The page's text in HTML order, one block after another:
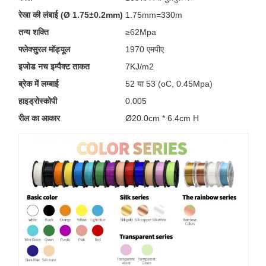
रेखा की लंबाई (Ø 1.75±0.2mm) 1.75mm=330m
तन्य शक्ति
≥62Mpa
फ्लेक्सुरल मॉड्यूल
1970 एमपीए
इजोड नच इम्पैक्ट ताकत
7KJ/m2
ब्रेक में लम्बाई
52 या 53 (oC, 0.45Mpa)
हाइड्रोस्कोपी
0.005
रील का आकार
Ø20.0cm * 6.4cm H